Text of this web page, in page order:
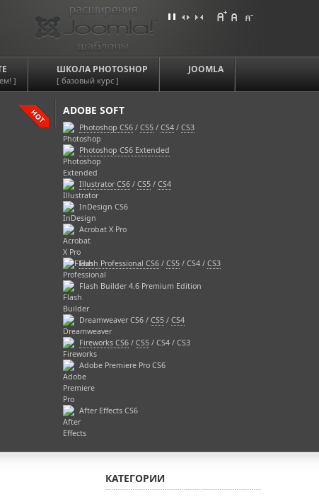
]
ШКОЛА PHOTOSHOP
[ базовый курс ]
JOOMLA
ADOBE SOFT
Photoshop CS6
Photoshop CS6 Extended
Illustrator CS6 / CS5 / CS4
InDesign CS6
Acrobat X Pro
Flash Professional CS6 / CS5 / CS4 / CS3
Flash Builder 4.6 Premium Edition
Dreamweaver CS6 / CS5 / CS4
Fireworks CS6 / CS5 / CS4 / CS3
Adobe Premiere Pro CS6
After Effects CS6
/ CS5 / CS4 / CS3
КАТЕГОРИИ